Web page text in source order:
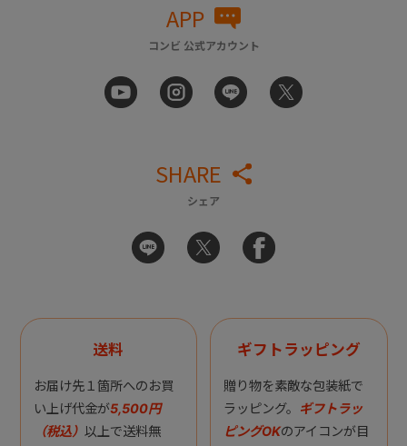
APP
コンビ 公式アカウント
SHARE
シェア
送料
お届け先１箇所へのお買
い上げ代金が5,500円
（税込） 以上で送料無
ギフトラッピング
贈り物を素敵な包装紙で
ラッピング。 ギフトラッ
ピングOKのアイコンが目